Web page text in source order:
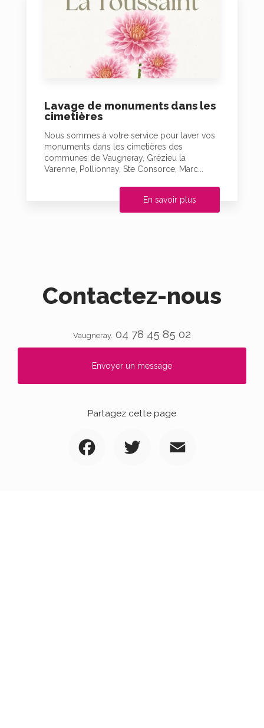
Lavage de monuments dans les
cimetières
Nous sommes à votre service pour laver vos
monuments dans les cimetières des
communes de Vaugneray, Grézieu la
Varenne, Pollionnay, Ste Consorce, Marc...
En savoir plus
Contactez-nous
Vaugneray. 04 78 45 85 02
Envoyer un message
Partagez cette page